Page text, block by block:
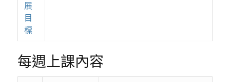
展
目
標
每週上課內容